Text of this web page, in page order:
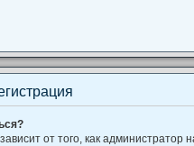
от того, как